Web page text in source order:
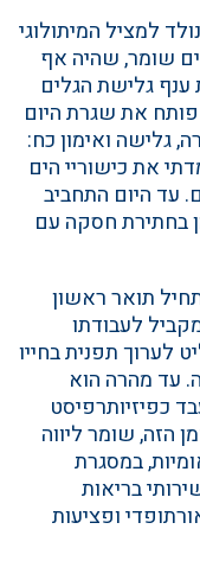
נולד למציל המיתולוגי
שומר, שהיה אף
גלישת הגלים
היום, הוא פותח את שגרת היום
גלישה ואימון כח:
את כישוריי הים
עד היום התחביב
בחתירת חסקה עם
תואר ראשון
לעבודתו
לערוך תפנית בחייו
עד מהרה הוא
כפיזיותרפיסט
הזה, שומר ליווה
במסגרת
בריאות
ופציעות